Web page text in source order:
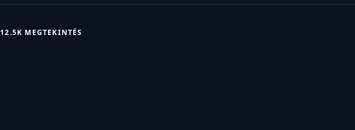
12.5K MEGTEKINTÉS